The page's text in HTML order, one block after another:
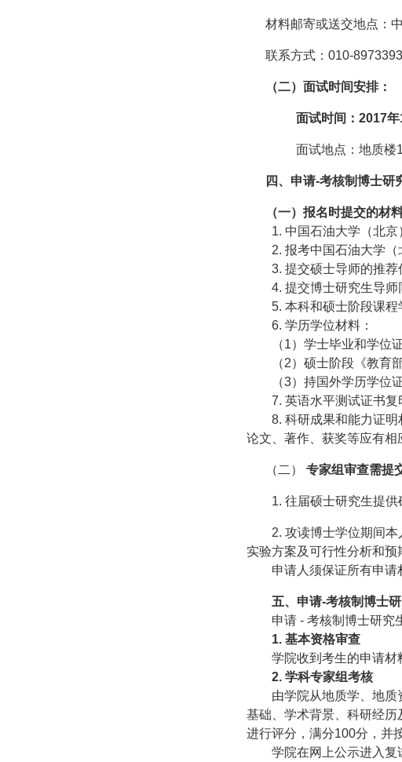
材料邮寄或送交地点：
联系方式： 010-
（二）面试时间安排：
面试时间：2017年
面试地点：地质楼
四、申请-考核制博士研
（一）报名时提交的材料
1. 中国石油大学（北京
2. 报考中国石油大学（
3. 提交硕士导师的推
4. 提交博士研究生导师
5. 本科和硕士阶段课程
6. 学历学位材料：
（1）学士毕业和学位
（2）硕士阶段《教育
（3）持国外学历学位
7. 英语水平测试证书复
8. 科研成果和能力证明
论文、著作、获奖等应有相
（二） 专家组审查需提
1. 往届硕士研究生提
2. 攻读博士学位期间本
实验方案及可行性分析和
申请人须保证所有申请
五、申请-考核制博士
申请 - 考核制博士研究
1. 基本资格审查
学院收到考生的申请材
2. 学科专家组考核
由学院从地质学、地
基础、学术背景、科研经
进行评分，满分100分，并
学院在网上公示进入复